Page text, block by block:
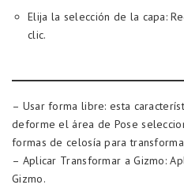
Elija la selección de la capa:
clic.
– Usar forma libre: esta
deforme el área de Pose
formas de celosía para
– Aplicar Transformar a Gizmo:
Gizmo.